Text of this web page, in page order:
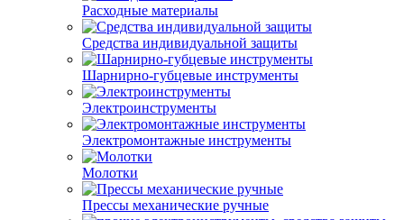
Расходные материалы
Средства индивидуальной защиты
Шарнирно-губцевые инструменты
Электроинструменты
Электромонтажные инструменты
Молотки
Прессы механические ручные